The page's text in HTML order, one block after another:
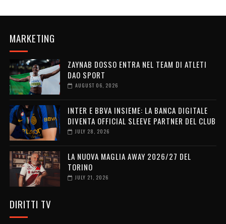
MARKETING
ZAYNAB DOSSO ENTRA NEL TEAM DI ATLETI
DAO SPORT
AUGUST 06, 2026
INTER E BBVA INSIEME: LA BANCA DIGITALE
DIVENTA OFFICIAL SLEEVE PARTNER DEL CLUB
JULY 28, 2026
LA NUOVA MAGLIA AWAY 2026/27 DEL
TORINO
JULY 21, 2026
DIRITTI TV